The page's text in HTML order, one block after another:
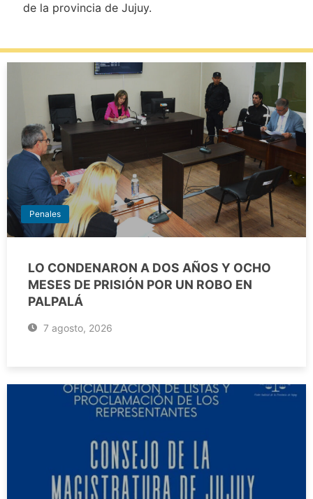
de la provincia de Jujuy.
Penales
LO CONDENARON A DOS AÑOS Y OCHO
MESES DE PRISIÓN POR UN ROBO EN
PALPALÁ
7 agosto, 2026